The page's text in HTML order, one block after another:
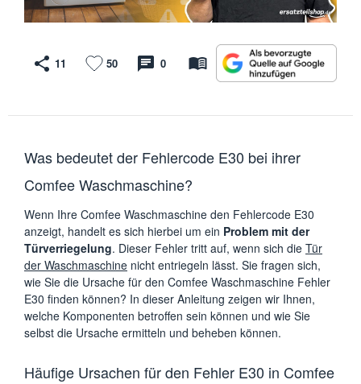
11 50 0
Was bedeutet der Fehlercode E30 bei ihrer
Comfee Waschmaschine?
Wenn Ihre Comfee Waschmaschine den Fehlercode E30
anzeigt, handelt es sich hierbei um ein Problem mit der
Türverriegelung. Dieser Fehler tritt auf, wenn sich die Tür
der Waschmaschine nicht entriegeln lässt. Sie fragen sich,
wie Sie die Ursache für den Comfee Waschmaschine Fehler
E30 finden können? In dieser Anleitung zeigen wir Ihnen,
welche Komponenten betroffen sein können und wie Sie
selbst die Ursache ermitteln und beheben können.
Häufige Ursachen für den Fehler E30 in Comfee